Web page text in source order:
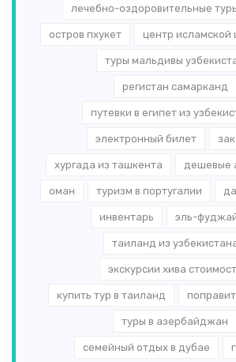
лечебно-оздоровительные
остров пхукет центр исламской
туры мальдивы
регистан самарканд
путевки в египет из
электронный билет
хургада из ташкента дешевые
оман туризм в португалии
инвентарь эль-­
таиланд из
экскурсии хива
купить тур в таиланд
туры в азербайджан
семейный отдых в дубае